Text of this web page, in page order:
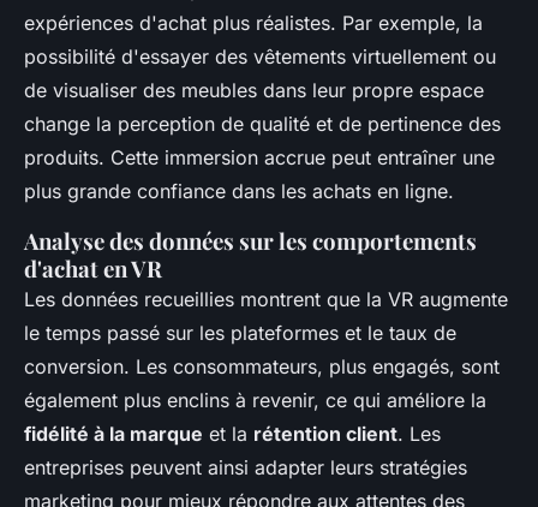
expériences d'achat plus réalistes. Par exemple, la
possibilité d'essayer des vêtements virtuellement ou
de visualiser des meubles dans leur propre espace
change la perception de qualité et de pertinence des
produits. Cette immersion accrue peut entraîner une
plus grande confiance dans les achats en ligne.
Analyse des données sur les comportements
d'achat en VR
Les données recueillies montrent que la VR augmente
le temps passé sur les plateformes et le taux de
conversion. Les consommateurs, plus engagés, sont
également plus enclins à revenir, ce qui améliore la
fidélité à la marque et la rétention client. Les
entreprises peuvent ainsi adapter leurs stratégies
marketing pour mieux répondre aux attentes des